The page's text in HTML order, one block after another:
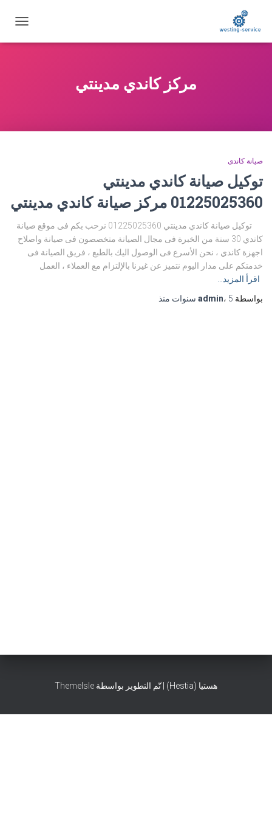
التنقل
مركز كاندي مدينتي
صيانة كاندى
توكيل صيانة كاندي مدينتي
01225025360 مركز صيانة كاندي مدينتي
توكيل صيانة كاندي مدينتي 01225025360 نرحب بكم فى موقع صيانة
كاندي 30 سنة من الخبرة فى مجال الصيانة متخصصون فى صيانة واصلاح
اجهزة كاندي ، نحن الأسرع فى الوصول اليك بالطبع ، فريق الصيانة فى
خدمتكم على مدار اليوم نتميز عن غيرنا بالإلتزام مع العملاء ، العمل
اقرأ المزيد…
بواسطة
admin، 5 سنوات منذ
هستيا (Hestia) | تّم التطوير بواسطة ThemeIsle